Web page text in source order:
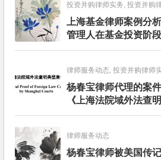
投资并购律师实务, 投资并购
上海基金律师案例分
管理人在基金投资阶
勉义务的赔偿责任
律师服务动态, 投资并购律师
杨春宝律师代理的案
《上海法院域外法查
例》
律师服务动态
杨春宝律师被美国传